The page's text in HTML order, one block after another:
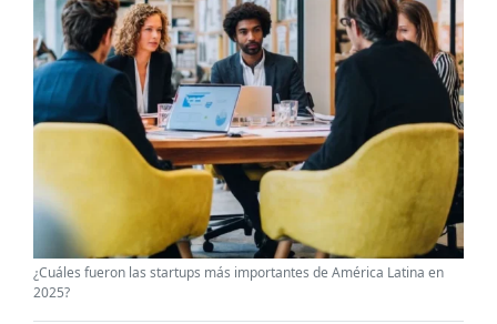
¿Cuáles fueron las startups más importantes de América Latina en
2025?